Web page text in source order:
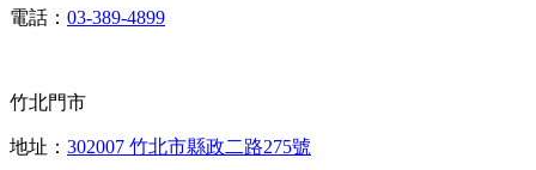
電話： 03-389-4899
竹北門市
地址： 302007 竹北市縣政二路275號